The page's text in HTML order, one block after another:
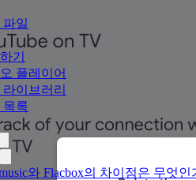
파일
기
플레이어
라이브러리
목록
와 Flacbox의 차이점은 무엇인